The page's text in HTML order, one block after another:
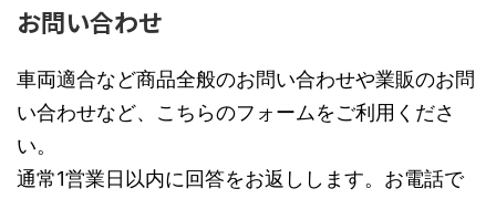
お問い合わせ
車両適合など商品全般のお問い合わせや業販のお問
い合わせなど、こちらのフォームをご利用くださ
い。
通常1営業日以内に回答をお返しします。お電話で